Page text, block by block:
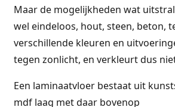
Maar de mogelijkheden wat
wel eindeloos, hout, steen, beton,
verschillende kleuren en
tegen zonlicht, en verkleurt dus
Een laminaatvloer bestaat uit
mdf laag met daar bovenop